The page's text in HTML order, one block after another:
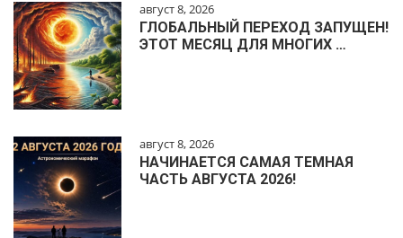
август 8, 2026
ГЛОБАЛЬНЫЙ ПЕРЕХОД ЗАПУЩЕН!
ЭТОТ МЕСЯЦ ДЛЯ МНОГИХ …
август 8, 2026
НАЧИНАЕТСЯ САМАЯ ТЕМНАЯ
ЧАСТЬ АВГУСТА 2026!